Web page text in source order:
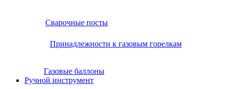
Сварочные посты
Принадлежности к газовым горелкам
Газовые баллоны
Ручной инструмент